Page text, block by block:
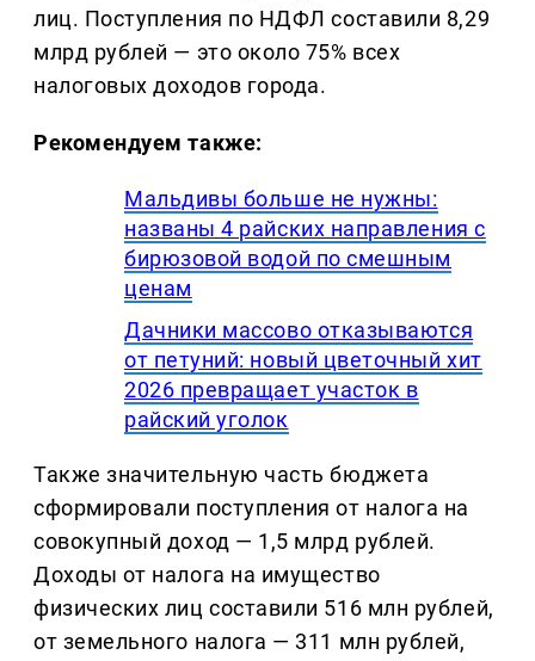
лиц. Поступления по НДФЛ составили 8,29
млрд рублей — это около 75% всех
налоговых доходов города.
Рекомендуем также:
Мальдивы больше не нужны:
названы 4 райских направления с
бирюзовой водой по смешным
ценам
Дачники массово отказываются
от петуний: новый цветочный хит
2026 превращает участок в
райский уголок
Также значительную часть бюджета
сформировали поступления от налога на
совокупный доход — 1,5 млрд рублей.
Доходы от налога на имущество
физических лиц составили 516 млн рублей,
от земельного налога — 311 млн рублей,